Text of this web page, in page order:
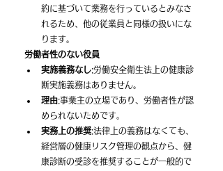
約に基づいて業務を行っているとみなさ
れるため、他の従業員と同様の扱いにな
ります。﻿
労働者性のない役員
実施義務なし:労働安全衛生法上の健康診
断実施義務はありません。﻿
理由:事業主の立場であり、労働者性が認
められないためです。﻿
実務上の推奨:法律上の義務はなくても、
経営層の健康リスク管理の観点から、健
康診断の受診を推奨することが一般的で